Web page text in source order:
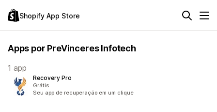
Shopify App Store
Apps por PreVinceres Infotech
1 app
Recovery Pro
Grátis
Seu app de recuperação em um clique